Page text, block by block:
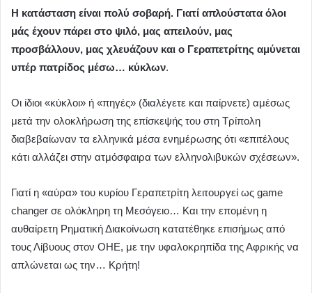
Η κατάσταση είναι πολύ σοβαρή. Γιατί απλούστατα όλοι
μάς έχουν πάρει στο ψιλό, μας απειλούν, μας
προσβάλλουν, μας χλευάζουν και ο Γεραπετρίτης αμύνεται
υπέρ πατρίδος μέσω… κύκλων.
Οι ίδιοι «κύκλοι» ή «πηγές» (διαλέγετε και παίρνετε) αμέσως
μετά την ολοκλήρωση της επίσκεψής του στη Τρίπολη
διαβεβαίωναν τα ελληνικά μέσα ενημέρωσης ότι «επιτέλους
κάτι αλλάζει στην ατμόσφαιρα των ελληνολιβυκών σχέσεων».
Γιατί η «αύρα» του κυρίου Γεραπετρίτη λειτουργεί ως game
changer σε ολόκληρη τη Μεσόγειο… Και την επομένη η
αυθαίρετη Ρηματική Διακοίνωση κατατέθηκε επισήμως από
τους Λίβυους στον ΟΗΕ, με την υφαλοκρηπίδα της Αφρικής να
απλώνεται ως την… Κρήτη!